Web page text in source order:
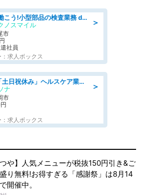
＞
デンソーで働こう!小型部品の検査業務 denso aichi
ノスマイル
市
社員
求人ボックス
＞
08月開始/「土日祝休み」ヘルスケア業界の産業保健師/高時給/未経験OK/要資格:保健師、正看護師
ナ
市
求人ボックス
つや】人気メニューが税抜150円引き&ご
り無料!お得すぎる「感謝祭」は8月14
開催中。